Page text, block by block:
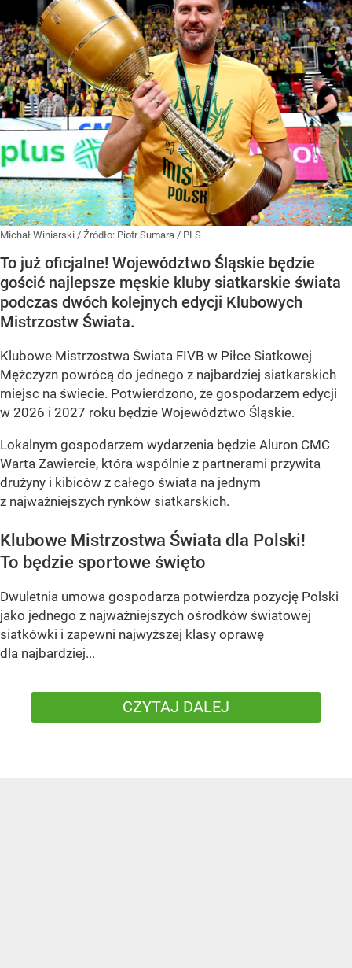
Michał Winiarski / Źródło: Piotr Sumara / PLS
To już oficjalne! Województwo Śląskie będzie
gościć najlepsze męskie kluby siatkarskie świata
podczas dwóch kolejnych edycji Klubowych
Mistrzostw Świata.
Klubowe Mistrzostwa Świata FIVB w Piłce Siatkowej
Mężczyzn powrócą do jednego z najbardziej siatkarskich
miejsc na świecie. Potwierdzono, że gospodarzem edycji
w 2026 i 2027 roku będzie Województwo Śląskie.
Lokalnym gospodarzem wydarzenia będzie Aluron CMC
Warta Zawiercie, która wspólnie z partnerami przywita
drużyny i kibiców z całego świata na jednym
z najważniejszych rynków siatkarskich.
Klubowe Mistrzostwa Świata dla Polski!
To będzie sportowe święto
Dwuletnia umowa gospodarza potwierdza pozycję Polski
jako jednego z najważniejszych ośrodków światowej
siatkówki i zapewni najwyższej klasy oprawę
dla najbardziej...
CZYTAJ DALEJ